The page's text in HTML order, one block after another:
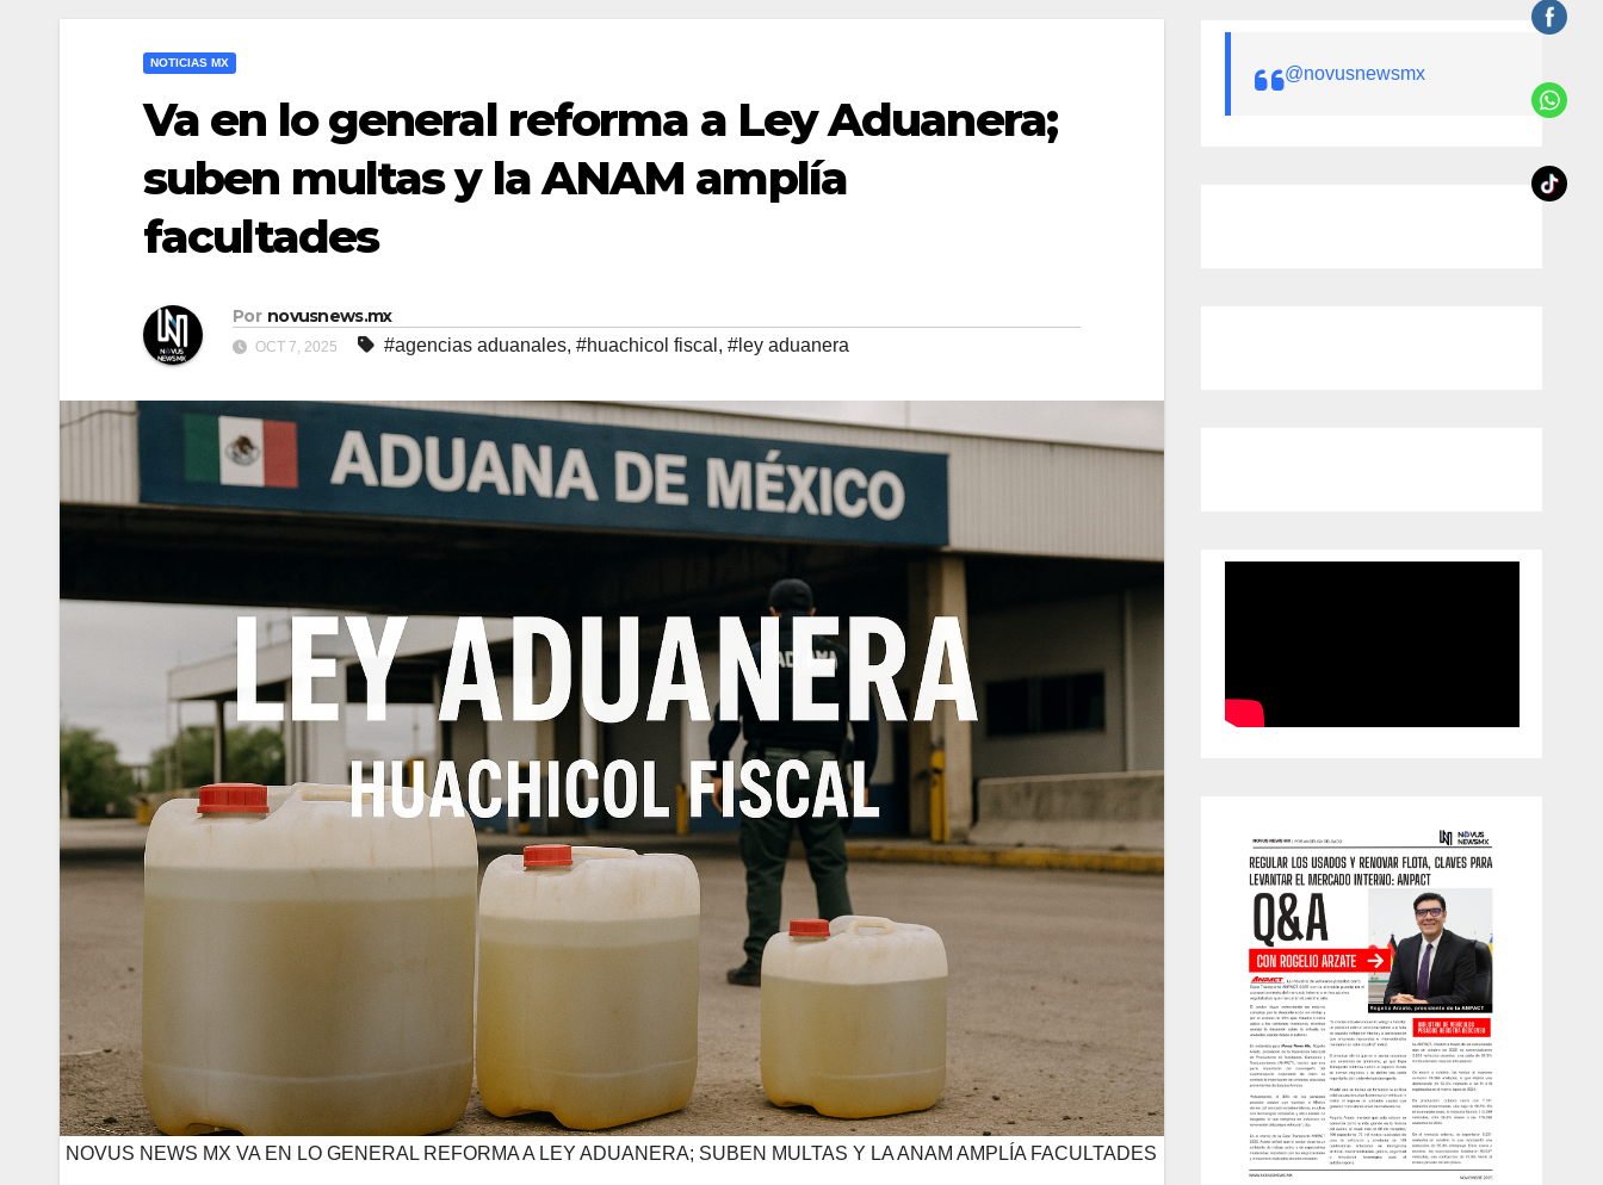
NOTICIAS MX
Va en lo general reforma a Ley Aduanera;
suben multas y la ANAM amplía
facultades
Por novusnews.mx
OCT 7, 2025 #agencias aduanales, #huachicol fiscal , #ley aduanera
NOVUS NEWS MX VA EN LO GENERAL REFORMA A LEY ADUANERA; SUBEN MULTAS Y LA ANAM AMPLÍA FACULTADES
@novusnewsmx